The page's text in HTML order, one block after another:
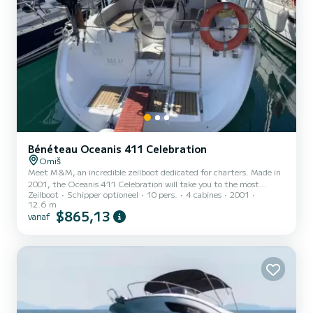
Bénéteau Oceanis 411 Celebration
Omiš
Meet M&M, an incredible zeilboot dedicated for charters. Made in
2001, the Oceanis 411 Celebration will take you to the most
beautiful anchorages in Omiš. You are going to have an exceptional
cruise on this zeilboot of 13 meters. You will be able to
accommodate up to 10 passengers when cruising and take
Zeilboot Schipper optioneel 10 pers. 4 cabines
2001
12.6 m
vanaf $865,13